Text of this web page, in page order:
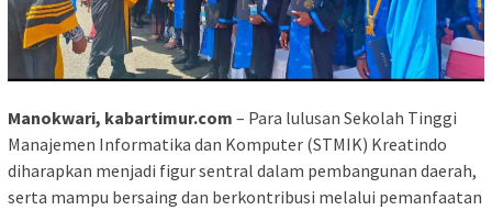
Manokwari, kabartimur.com – Para lulusan Sekolah Tinggi
Manajemen Informatika dan Komputer (STMIK) Kreatindo
diharapkan menjadi figur sentral dalam pembangunan daerah,
serta mampu bersaing dan berkontribusi melalui pemanfaatan